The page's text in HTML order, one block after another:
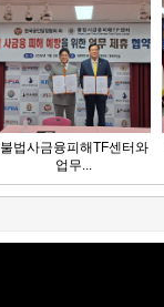
불법사금융피해TF센터와
업무...